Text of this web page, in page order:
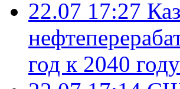
22.07 17:27
год к 2040 году